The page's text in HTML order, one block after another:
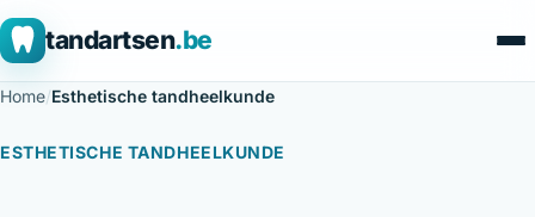
tandartsen.be
Home/Esthetische tandheelkunde
ESTHETISCHE TANDHEELKUNDE